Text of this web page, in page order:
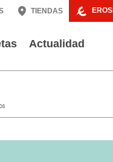
TIENDAS
Actualidad